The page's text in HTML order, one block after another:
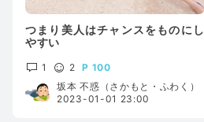
つまり美人はチャンスをものにし
やすい
1 2
100
坂本 不惑（さかもと・ふわく）
2023-01-01 23:00